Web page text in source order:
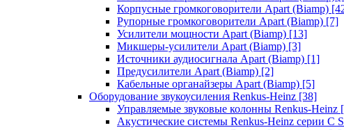
Корпусные громкоговорители Apart (Biamp)
Рупорные громкоговорители Apart (Biamp) [7]
Усилители мощности Apart (Biamp) [13]
Микшеры-усилители Apart (Biamp) [3]
Источники аудиосигнала Apart (Biamp) [1]
Предусилители Apart (Biamp) [2]
Кабельные органайзеры Apart (Biamp) [5]
Оборудование звукоусиления Renkus-Heinz [38]
Управляемые звуковые колонны Renkus-Heinz
Акустические системы Renkus-Heinz серии C